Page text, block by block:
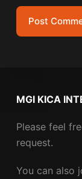
Post
MGI KICA
Please feel
request.
You can also